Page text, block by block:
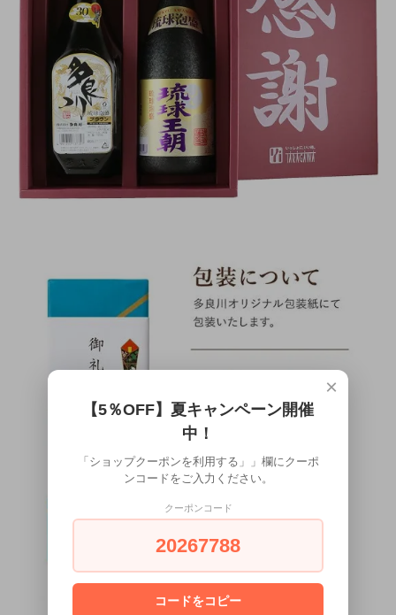
×
【5％OFF】夏キャンペーン開催
中！
「ショップクーポンを利用する」」欄にクーポ
ンコードをご入力ください。
クーポンコード
20267788
コードをコピー